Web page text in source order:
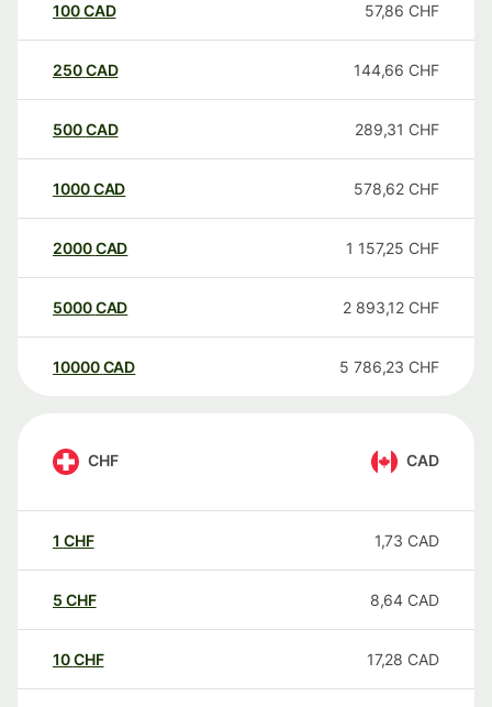
100CAD 57,86 CHF
250CAD 144,66 CHF
500CAD 289,31 CHF
1000CAD 578,62 CHF
2000CAD 1 157,25 CHF
5000CAD 2 893,12 CHF
10000 CAD 5 786,23 CHF
CHF CAD
1 CHF 1,73 CAD
5 CHF 8,64 CAD
10CHF 17,28 CAD